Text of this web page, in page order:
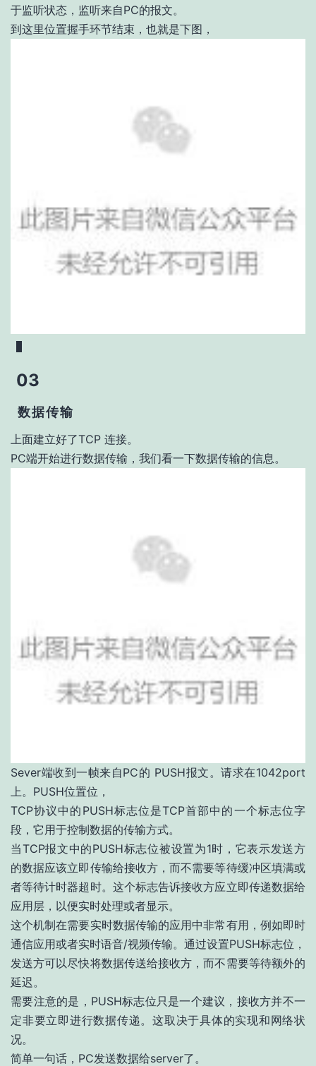
于监听状态，监听来自PC的报文。
到这里位置握手环节结束，也就是下图，
03
数据传输
上面建立好了TCP 连接。
PC端开始进行数据传输，我们看一下数据传输的信息。
Sever端收到一帧来自PC的 PUSH报文。请求在1042port
上。PUSH位置位，
TCP协议中的PUSH标志位是TCP首部中的一个标志位字
段，它用于控制数据的传输方式。
当TCP报文中的PUSH标志位被设置为1时，它表示发送方
的数据应该立即传输给接收方，而不需要等待缓冲区填满或
者等待计时器超时。这个标志告诉接收方应立即传递数据给
应用层，以便实时处理或者显示。
这个机制在需要实时数据传输的应用中非常有用，例如即时
通信应用或者实时语音/视频传输。通过设置PUSH标志位，
发送方可以尽快将数据传送给接收方，而不需要等待额外的
延迟。
需要注意的是，PUSH标志位只是一个建议，接收方并不一
定非要立即进行数据传递。这取决于具体的实现和网络状
况。
简单一句话，PC发送数据给server了。